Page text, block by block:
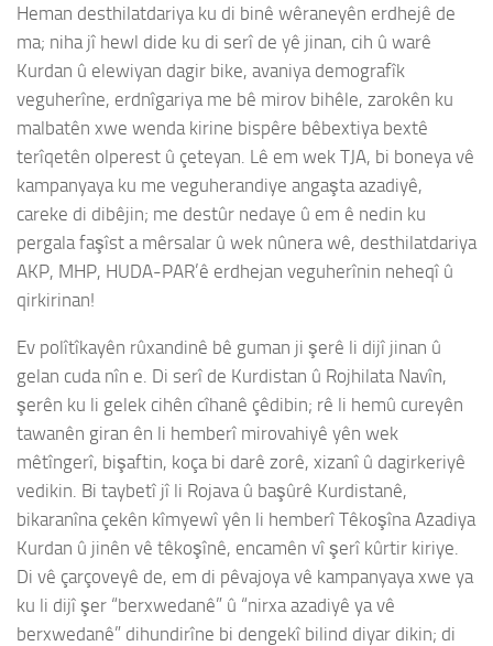
Heman desthilatdariya ku di binê wêraneyên erdhejê de
ma; niha jî hewl dide ku di serî de yê jinan, cih û warê
Kurdan û elewiyan dagir bike, avaniya demografîk
veguherîne, erdnîgariya me bê mirov bihêle, zarokên ku
malbatên xwe wenda kirine bispêre bêbextiya bextê
terîqetên olperest û çeteyan. Lê em wek TJA, bi boneya vê
kampanyaya ku me veguherandiye angaşta azadiyê,
careke di dibêjin; me destûr nedaye û em ê nedin ku
pergala faşîst a mêrsalar û wek nûnera wê, desthilatdariya
AKP, MHP, HUDA-PAR’ê erdhejan veguherînin neheqî û
qirkirinan!
Ev polîtîkayên rûxandinê bê guman ji şerê li dijî jinan û
gelan cuda nîn e. Di serî de Kurdistan û Rojhilata Navîn,
şerên ku li gelek cihên cîhanê çêdibin; rê li hemû cureyên
tawanên giran ên li hemberî mirovahiyê yên wek
mêtîngerî, bişaftin, koça bi darê zorê, xizanî û dagirkeriyê
vedikin. Bi taybetî jî li Rojava û başûrê Kurdistanê,
bikaranîna çekên kîmyewî yên li hemberî Têkoşîna Azadiya
Kurdan û jinên vê têkoşînê, encamên vî şerî kûrtir kiriye.
Di vê çarçoveyê de, em di pêvajoya vê kampanyaya xwe ya
ku li dijî şer “berxwedanê” û “nirxa azadiyê ya vê
berxwedanê” dihundirîne bi dengekî bilind diyar dikin; di